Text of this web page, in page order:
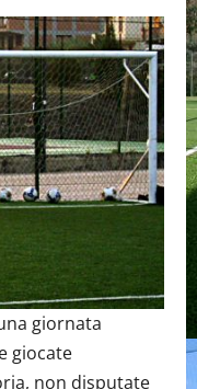
giornata
giocate
non disputate